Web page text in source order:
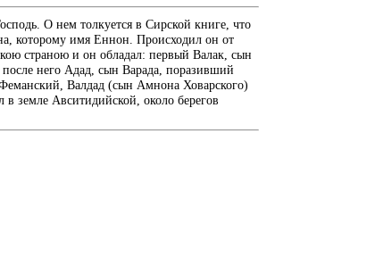
О нем толкуется в Сирской книге, что
которому имя Еннон. Происходил он от
страною и он обладал: первый Валак, сын
него Адад, сын Варада, поразивший
Валдад (сын Амнона Ховарского)
земле Авситидийской, около берегов